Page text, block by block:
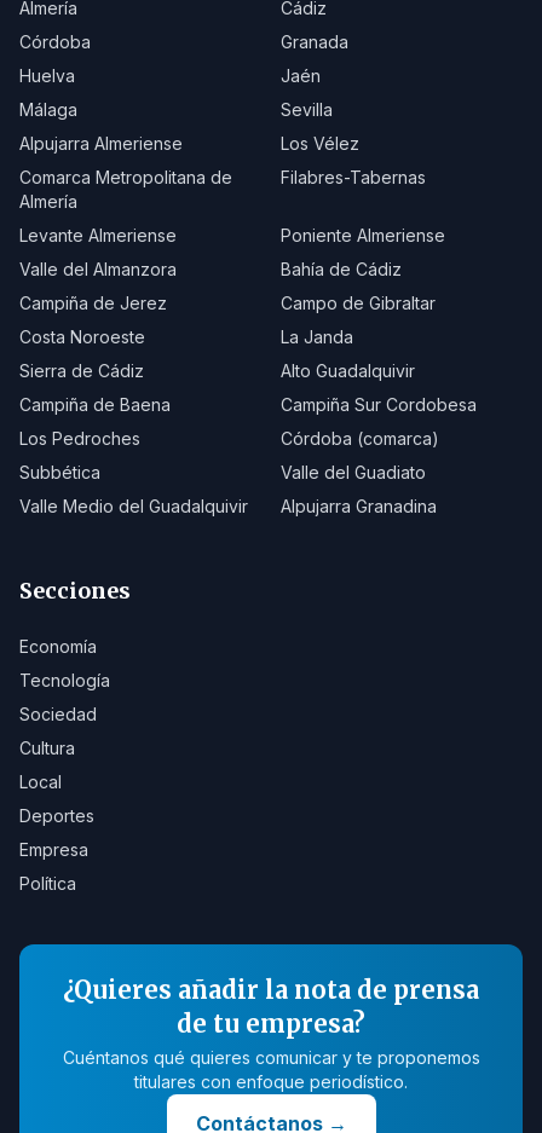
Almería
Cádiz
Córdoba
Granada
Huelva
Jaén
Málaga
Sevilla
Alpujarra Almeriense
Los Vélez
Comarca Metropolitana de
Almería
Filabres-Tabernas
Levante Almeriense
Poniente Almeriense
Valle del Almanzora
Bahía de Cádiz
Campiña de Jerez
Campo de Gibraltar
Costa Noroeste
La Janda
Sierra de Cádiz
Alto Guadalquivir
Campiña de Baena
Campiña Sur Cordobesa
Los Pedroches
Córdoba (comarca)
Subbética
Valle del Guadiato
Valle Medio del Guadalquivir
Alpujarra Granadina
Secciones
Economía
Tecnología
Sociedad
Cultura
Local
Deportes
Empresa
Política
¿Quieres añadir la nota de prensa
de tu empresa?
Cuéntanos qué quieres comunicar y te proponemos
titulares con enfoque periodístico.
Contáctanos→